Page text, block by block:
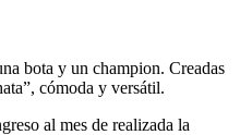
bota y un champion. Creadas
cómoda y versátil.
al mes de realizada la